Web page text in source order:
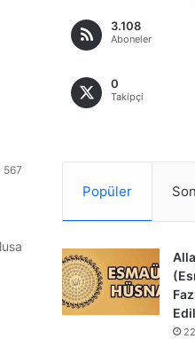
567
3.108
Aboneler
0
Takipçi
Popüler